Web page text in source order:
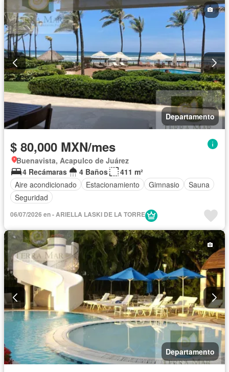
Departamento
$ 80,000 MXN/mes
Buenavista, Acapulco de Juárez
4 Recámaras
4 Baños
411 m²
Aire acondicionado
Estacionamiento Gimnasio
Sauna
Seguridad
06/07/2026 en - ARIELLA LASKI DE LA TORRE
Departamento